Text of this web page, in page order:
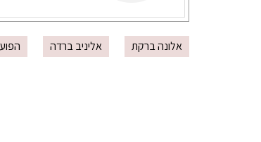
אלונה ברקת אליניב ברדה